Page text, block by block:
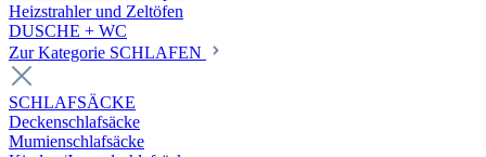
Heizstrahler und Zeltöfen
DUSCHE + WC
Zur Kategorie SCHLAFEN
SCHLAFSÄCKE
Deckenschlafsäcke
Mumienschlafsäcke